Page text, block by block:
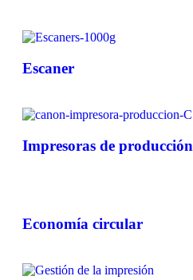
Escaner
Impresoras de producción
Economía circular